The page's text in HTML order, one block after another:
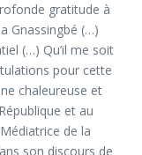
gratitude à
Gnassingbé (…)
(…) Qu’il me soit
pour cette
chaleureuse et
et au
de la
son discours de